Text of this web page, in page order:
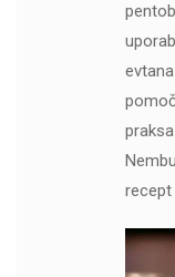
recept